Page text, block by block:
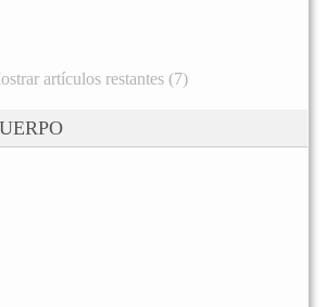
artículos restantes (7)